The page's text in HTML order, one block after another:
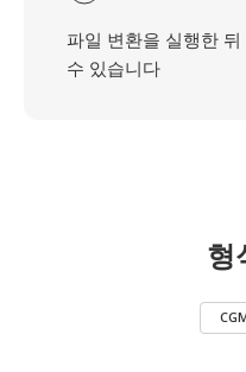
파일 변환을 실행한
수 있습니다
형